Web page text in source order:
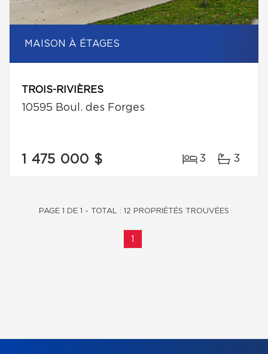
MAISON À ÉTAGES
TROIS-RIVIÈRES
10595 Boul. des Forges
1 475 000 $ 3 3
PAGE 1 DE 1 - TOTAL : 12 PROPRIÉTÉS TROUVÉES